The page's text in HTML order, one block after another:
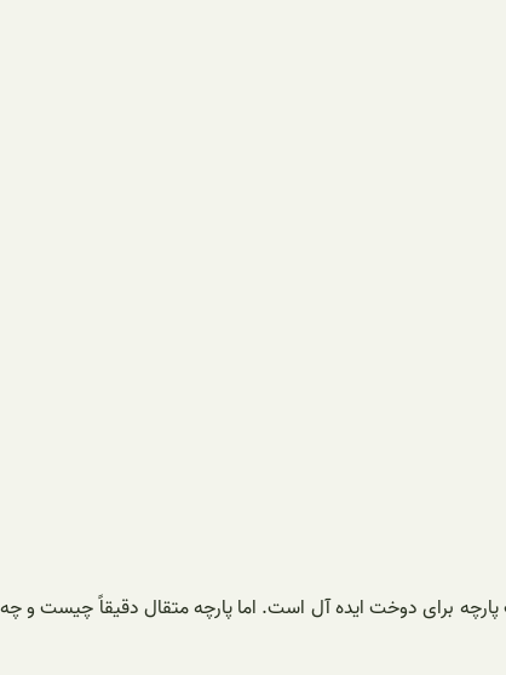
برای دوخت ایده آل است. اما پارچه متقال دقیقاً چیست و چه